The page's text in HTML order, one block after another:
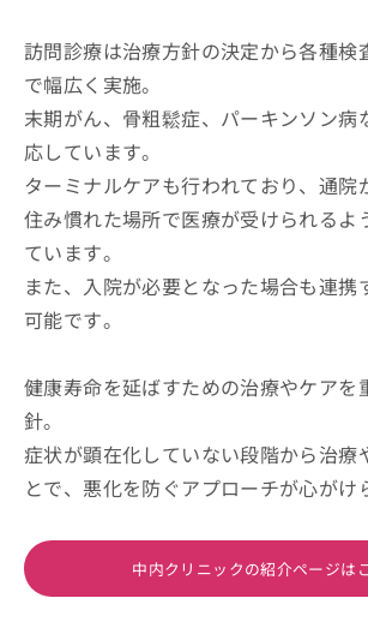
訪問診療は治療方針の決定から各種検
で幅広く実施。
末期がん、骨粗鬆症、パーキンソン病
応しています。
ターミナルケアも行われており、通院
住み慣れた場所で医療が受けられるよ
ています。
また、入院が必要となった場合も連携
可能です。
健康寿命を延ばすための治療やケアを
針。
症状が顕在化していない段階から治療
とで、悪化を防ぐアプローチが心がけ
中内クリニックの紹介ページは